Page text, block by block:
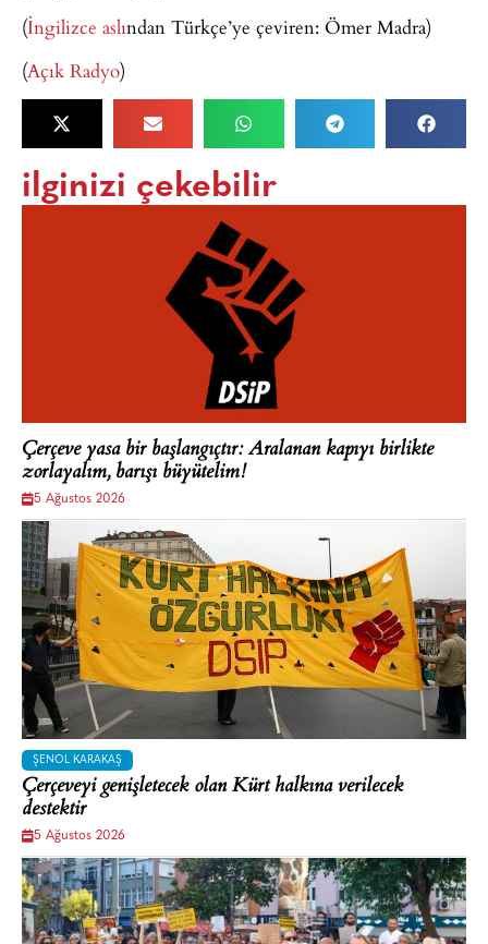
(İngilizce aslından Türkçe’ye çeviren: Ömer Madra)
(Açık Radyo)
ilginizi çekebilir
Çerçeve yasa bir başlangıçtır: Aralanan kapıyı birlikte
zorlayalım, barışı büyütelim!
5 Ağustos 2026
ŞENOL KARAKAŞ
Çerçeveyi genişletecek olan Kürt halkına verilecek
destektir
5 Ağustos 2026